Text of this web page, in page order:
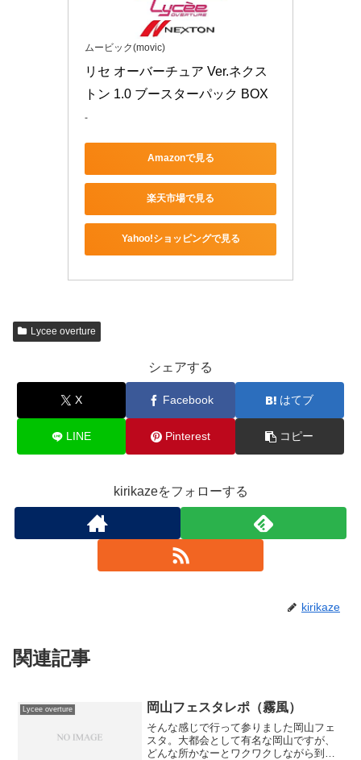
ムービック(movic)
リセ オーバーチュア Ver.ネクス
トン 1.0 ブースターパック BOX
-
Amazonで見る
楽天市場で見る
Yahoo!ショッピングで見る
Lycee overture
シェアする
X Facebook はてブ
LINE Pinterest コピー
kirikazeをフォローする
kirikaze
関連記事
Lycee overture 岡山フェスタレポ（霧風）
そんな感じで行って参りました岡山フェ
スタ。大都会として有名な岡山ですが、
どんな所かなーとワクワクしながら到